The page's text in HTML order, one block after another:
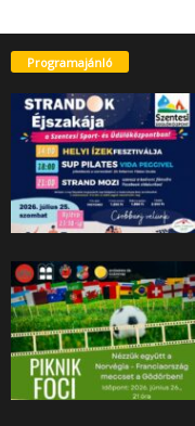
Programajánló